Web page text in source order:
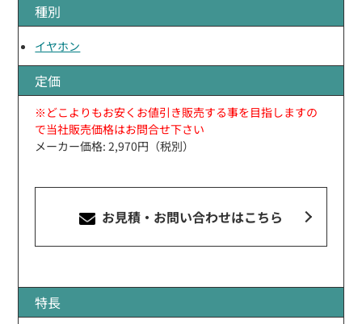
種別
イヤホン
定価
※どこよりもお安くお値引き販売する事を目指しますの
で当社販売価格はお問合せ下さい
メーカー価格: 2,970円（税別）
お見積・お問い合わせはこちら
特長